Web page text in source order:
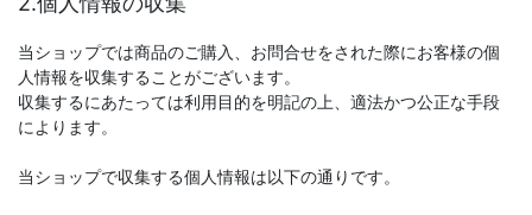
当ショップでは商品のご購入、お問合せをされた際にお客様の個
人情報を収集することがございます。
収集するにあたっては利用目的を明記の上、適法かつ公正な手段
によります。
当ショップで収集する個人情報は以下の通りです。